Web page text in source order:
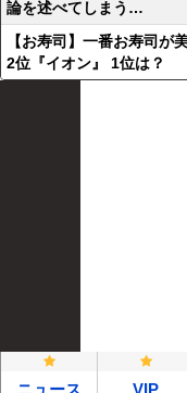
論を述べてしまう…
【お寿司】一番お寿司が
2位『イオン』 1位は？
ニュース VIP